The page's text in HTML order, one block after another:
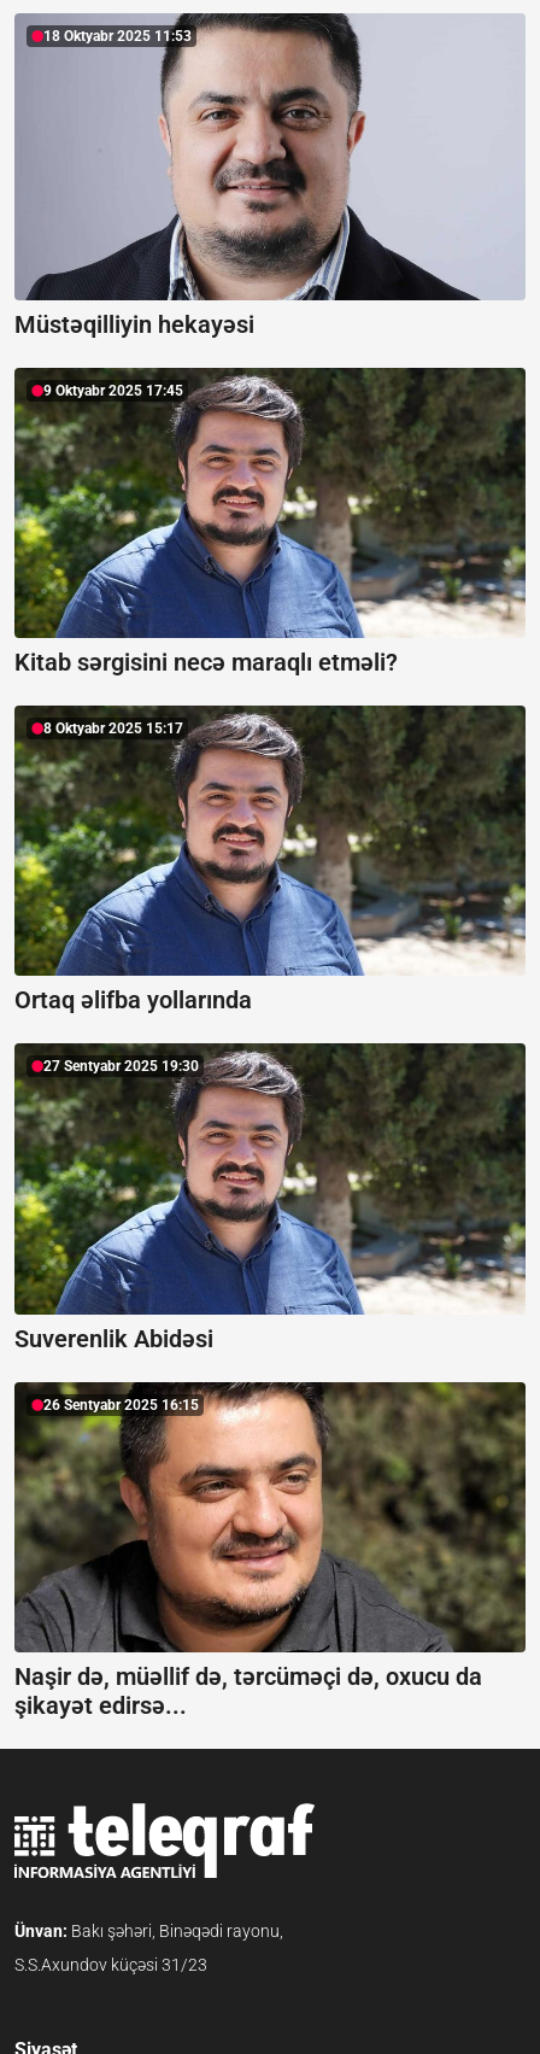
18 Oktyabr 2025 11:53
Müstəqilliyin hekayəsi
9 Oktyabr 2025 17:45
Kitab sərgisini necə maraqlı etməli?
8 Oktyabr 2025 15:17
Ortaq əlifba yollarında
27 Sentyabr 2025 19:30
Suverenlik Abidəsi
26 Sentyabr 2025 16:15
Naşir də, müəllif də, tərcüməçi də, oxucu da
şikayət edirsə...
Ünvan: Bakı şəhəri, Binəqədi rayonu,
S.S.Axundov küçəsi 31/23